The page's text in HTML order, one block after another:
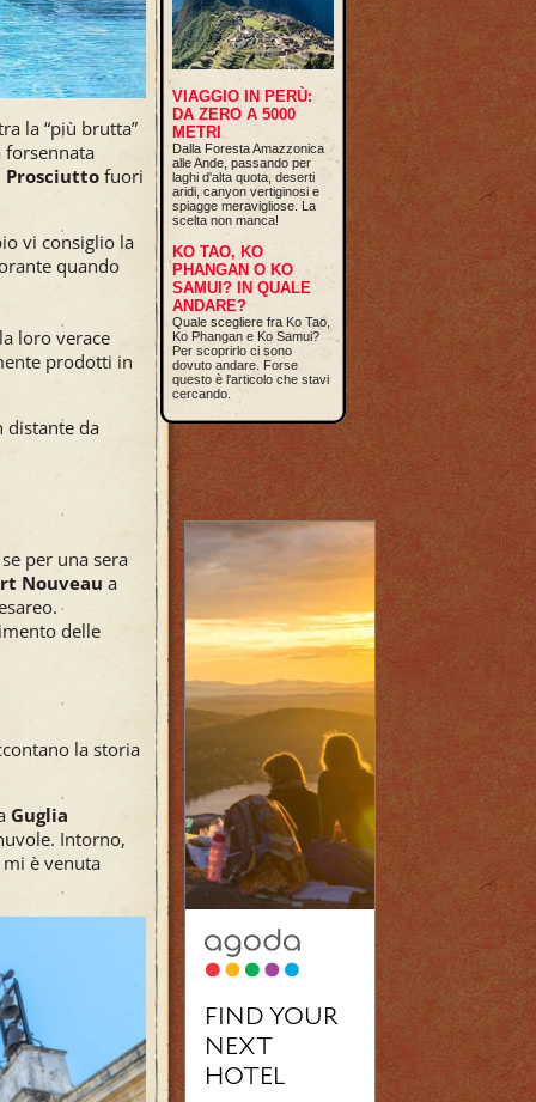
la “più brutta”
forsennata
Prosciutto fuori
vi consiglio la
quando
loro verace
prodotti in
distante da
per una sera
Nouveau a
delle
la storia
Guglia
Intorno,
è venuta
VIAGGIO IN PERÙ:
DA ZERO A 5000
METRI
Dalla Foresta Amazzonica
alle Ande, passando per
laghi d'alta quota, deserti
aridi, canyon vertiginosi e
spiagge meravigliose. La
scelta non manca!
KO TAO, KO
PHANGAN O KO
SAMUI? IN QUALE
ANDARE?
Quale scegliere fra Ko Tao,
Ko Phangan e Ko Samui?
Per scoprirlo ci sono
dovuto andare. Forse
questo è l'articolo che stavi
cercando.